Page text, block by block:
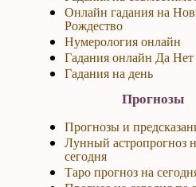
Онлайн гадания на
Рождество
Нумерология онлайн
Гадания онлайн Да Нет
Гадания на день
Прогнозы
Прогнозы и
Лунный астропрогноз
сегодня
Таро прогноз на